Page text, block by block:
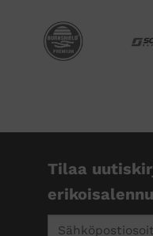
Tilaa